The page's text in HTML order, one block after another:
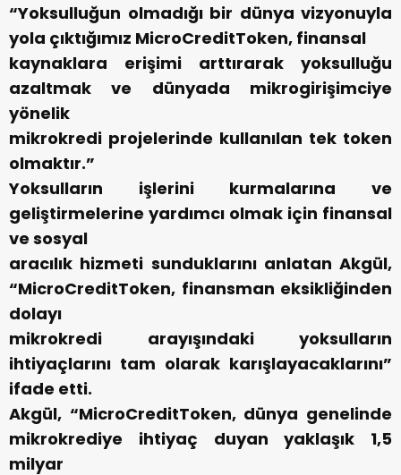
“Yoksulluğun olmadığı bir dünya vizyonuyla
yola çıktığımız MicroCreditToken, finansal
kaynaklara erişimi arttırarak yoksulluğu
azaltmak ve dünyada mikrogirişimciye
yönelik
mikrokredi projelerinde kullanılan tek token
olmaktır.”
Yoksulların işlerini kurmalarına ve
geliştirmelerine yardımcı olmak için finansal
ve sosyal
aracılık hizmeti sunduklarını anlatan Akgül,
“MicroCreditToken, finansman eksikliğinden
dolayı
mikrokredi arayışındaki yoksulların
ihtiyaçlarını tam olarak karışlayacaklarını”
ifade etti.
Akgül, “MicroCreditToken, dünya genelinde
mikrokrediye ihtiyaç duyan yaklaşık 1,5
milyar